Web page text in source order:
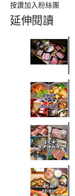
按讚加入粉絲團
延伸閱讀